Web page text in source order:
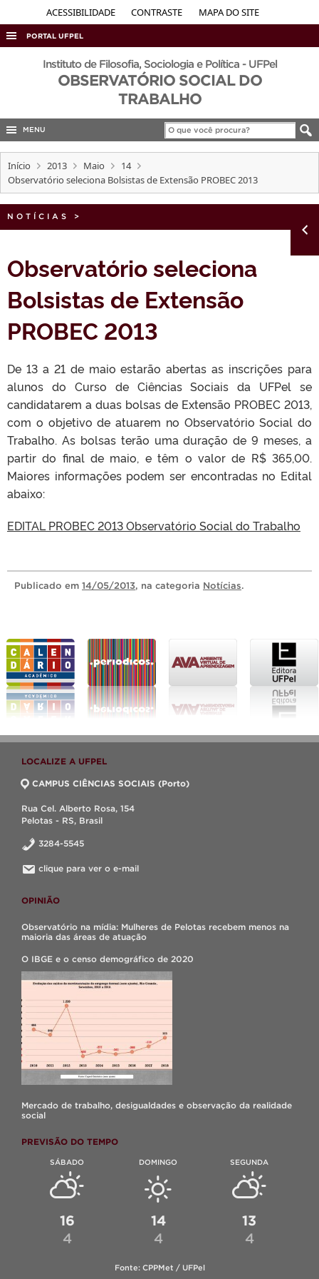
ACESSIBILIDADE CONTRASTE MAPA DO SITE
PORTAL UFPEL
ACESSO À INFORMAÇÃO
AUDITORIA
CONCURSOS
INTERNACIONAL
OUVIDORIA
PORTARIAS
Instituto de Filosofia, Sociologia e Política - UFPel
OBSERVATÓRIO SOCIAL DO
TRABALHO
MENU
Início 2013 Maio
14
Observatório seleciona Bolsistas de Extensão PROBEC 2013
NOTÍCIAS >
Observatório seleciona
Bolsistas de Extensão
PROBEC 2013
De 13 a 21 de maio estarão abertas as inscrições para
alunos do Curso de Ciências Sociais da UFPel se
candidatarem a duas bolsas de Extensão PROBEC 2013,
com o objetivo de atuarem no Observatório Social do
Trabalho. As bolsas terão uma duração de 9 meses, a
partir do final de maio, e têm o valor de R$ 365,00.
Maiores informações podem ser encontradas no Edital
abaixo:
EDITAL PROBEC 2013 Observatório Social do Trabalho
Publicado em 14/05/2013, na categoria Notícias.
LOCALIZE A UFPEL
CAMPUS CIÊNCIAS SOCIAIS (Porto)
Rua Cel. Alberto Rosa, 154
Pelotas - RS, Brasil
3284-5545
clique para ver o e-mail
OPINIÃO
Observatório na mídia: Mulheres de Pelotas recebem menos na
maioria das áreas de atuação
O IBGE e o censo demográfico de 2020
Mercado de trabalho, desigualdades e observação da realidade
social
PREVISÃO DO TEMPO
SÁBADO
16
4
DOMINGO
14
4
SEGUNDA
13
4
Fonte: CPPMet / UFPel